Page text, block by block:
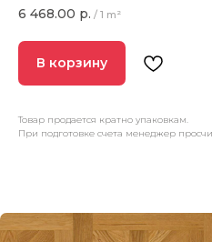
6 468.00 р. / 1 m²
В корзину
Товар продается кратно упаковкам.
При подготовке счета менеджер